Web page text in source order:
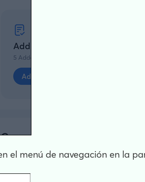
el menú de navegación en la